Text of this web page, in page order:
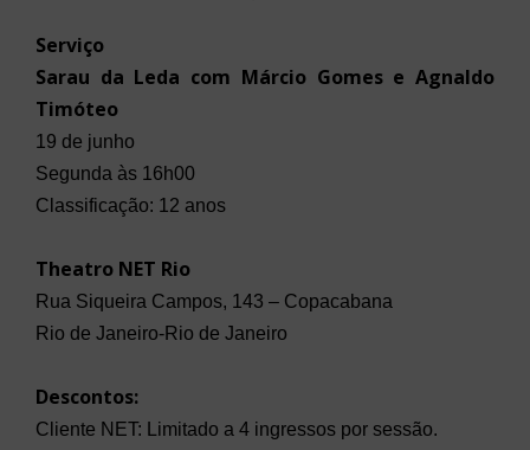
Serviço
Sarau da Leda com Márcio Gomes e Agnaldo
Timóteo
19 de junho
Segunda às 16h00
Classificação: 12 anos
Theatro NET Rio
Rua Siqueira Campos, 143 – Copacabana
Rio de Janeiro-Rio de Janeiro
Descontos:
Cliente NET: Limitado a 4 ingressos por sessão.